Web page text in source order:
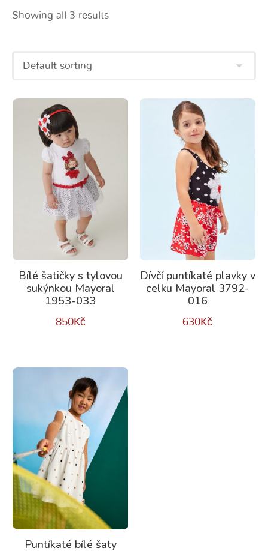
Showing all 3 results
Bílé šatičky s tylovou
sukýnkou Mayoral
1953-033
850Kč
Dívčí puntíkaté plavky v
celku Mayoral 3792-
016
630Kč
Puntíkaté bílé šaty